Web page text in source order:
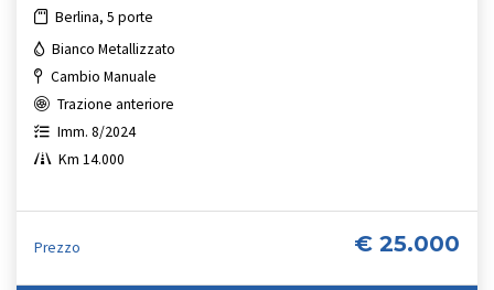
Berlina, 5 porte
Bianco Metallizzato
Cambio Manuale
Trazione anteriore
Imm. 8/2024
Km 14.000
Prezzo € 25.000